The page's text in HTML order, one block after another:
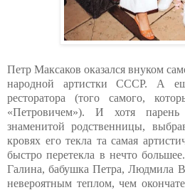
Петр Максаков оказался внуком
народной артистки СССР. А
ресторатора (того самого,
«Петровичем»). И хотя
знаменитой родственницы,
кровях его текла та самая
быстро перетекла в нечто
Галина, бабушка Петра, Людмила
невероятным теплом, чем